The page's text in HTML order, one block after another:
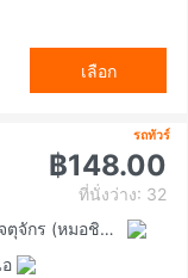
เลือก
รถทัวร์
฿148.00
ที่นั่งว่าง: 32
สถานีขนส่งผู้โดยสารกรุงเทพ จตุจักร (หมอชิต2)